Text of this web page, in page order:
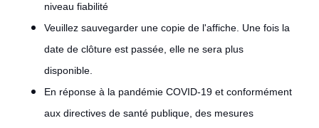
niveau fiabilité
Veuillez sauvegarder une copie de l'affiche. Une fois la
date de clôture est passée, elle ne sera plus
disponible.
En réponse à la pandémie COVID-19 et conformément
aux directives de santé publique, des mesures